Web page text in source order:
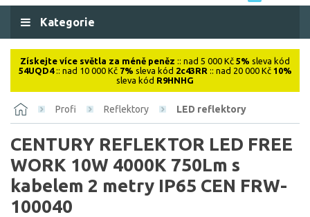
Kategorie
Získejte více světla za méně peněz :: nad 5 000 Kč 5% sleva kód
54UQD4:: nad 10 000 Kč 7% sleva kód 2c43RR :: nad 20 000 Kč 10%
sleva kód R9HNHG
Profi Reflektory LED reflektory
CENTURY REFLEKTOR LED FREE
WORK 10W 4000K 750Lm s
kabelem 2 metry IP65 CEN FRW-
100040